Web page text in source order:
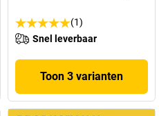
(1)
Snel leverbaar
Toon 3 varianten